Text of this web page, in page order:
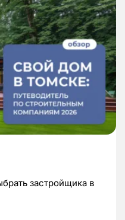
застройщика в